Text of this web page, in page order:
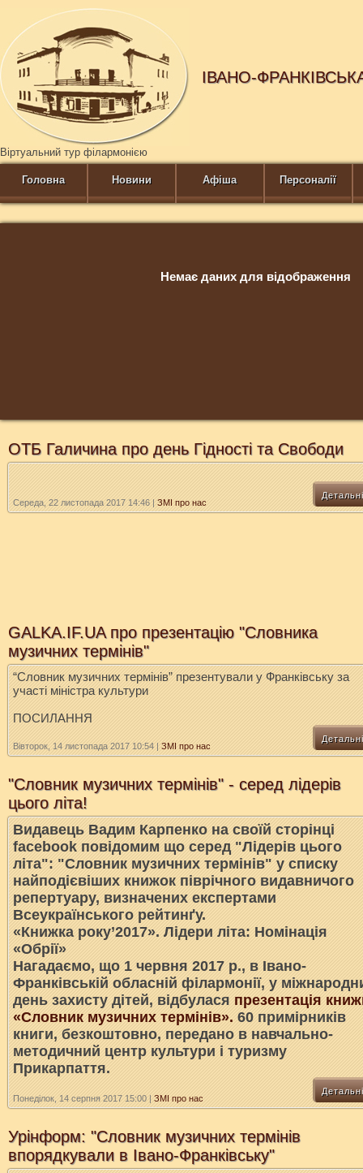
ІВАНО-
Віртуальний тур філармонією
Головна Новини Афіша Персоналії
Немає даних для відображення
ОТБ Галичина про день Гідності та Свободи
Середа, 22 листопада 2017 14:46 | ЗМІ про нас
GALKA.IF.UA про презентацію "Словника
музичних термінів"
“Словник музичних термінів” презентували у Франківську за
участі міністра культури
ПОСИЛАННЯ
Вівторок, 14 листопада 2017 10:54 | ЗМІ про нас
"Словник музичних термінів" - серед лідерів
цього літа!
Видавець Вадим Карпенко на своїй сторінці
facebook повідомим що серед "Лідерів цього
літа": "Словник музичних термінів" у списку
найподієвіших книжок піврічного видавничого
репертуару, визначених експертами
Всеукраїнського рейтинґу.
«Книжка року’2017». Лідери літа: Номінація
«Обрії»
Нагадаємо, що 1 червня 2017 р., в Івано-
Франківській обласній філармонії, у
день захисту дітей, відбулася презентація
«Словник музичних термінів». 60 примірників
книги, безкоштовно, передано в навчально-
методичний центр культури і туризму
Прикарпаття.
Понеділок, 14 серпня 2017 15:00 | ЗМІ про нас
Урінформ: "Словник музичних термінів
впорядкували в Івано-Франківську"